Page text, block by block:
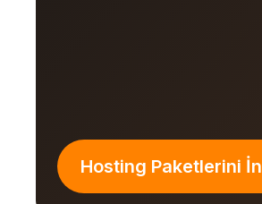
Hosting Paketlerini